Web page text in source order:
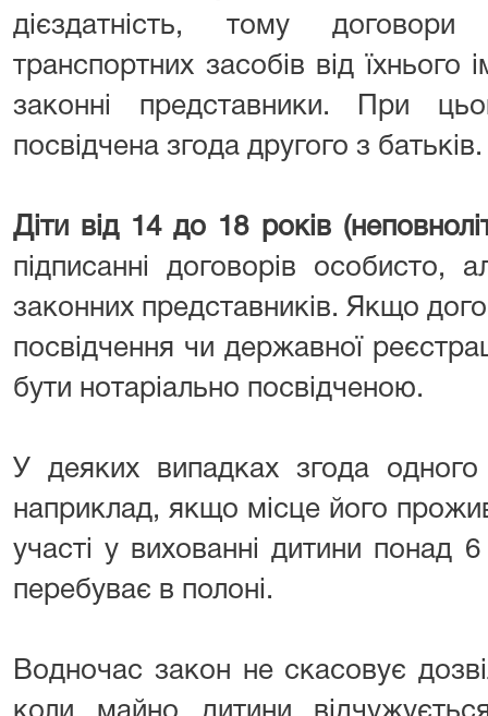
дієздатність, тому
транспортних засобів від їхнього
законні представники. При
посвідчена згода другого з батьків.
Діти від 14 до 18 років
підписанні договорів особисто,
законних представників. Якщо
посвідчення чи державної
бути нотаріально посвідченою.
У деяких випадках згода
наприклад, якщо місце його
участі у вихованні дитини понад
перебуває в полоні.
Водночас закон не скасовує